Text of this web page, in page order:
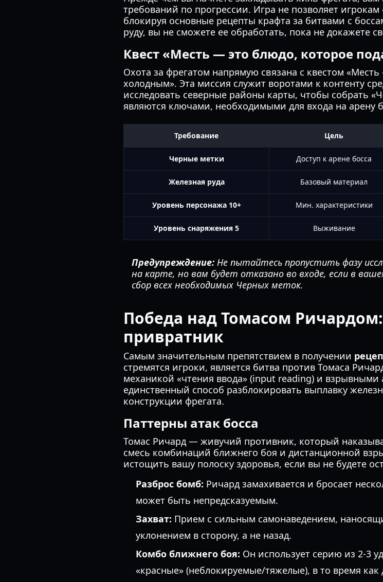
требований по прогрессии. Игра не позволяет
блокируя основные рецепты крафта за битвами с
руду, вы не сможете ее обработать, пока не докажете
Квест «Месть — это блюдо, которое
Охота за фрегатом напрямую связана с квестом
холодным». Эта миссия служит воротами к контенту
исследовать северные районы карты, чтобы собрать
являются ключами, необходимыми для входа на арену
Требование Цель
Черные метки Доступ к арене босса
Железная руда Базовый материал
Уровень персонажа 10+ Мин. характеристики
Уровень снаряжения 5 Выживание
Предупреждение: Не пытайтесь пропустить фазу
на карте, но вам будет отказано во входе, если в
сбор всех необходимых Черных меток.
Победа над Томасом
привратник
Самым значительным препятствием в получении
стремятся игроки, является битва против Томаса
механикой «чтения ввода» (input reading) и
единственный способ разблокировать выплавку
конструкции фрегата.
Паттерны атак босса
Томас Ричард — живучий противник, который
смесь комбинаций ближнего боя и дистанционной
истощить вашу полоску здоровья, если вы не будете
Разброс бомб: Ричард замахивается и бросает
может быть непредсказуемым.
Захват: Прием с сильным самонаведением,
уклонением в сторону, а не назад.
Комбо ближнего боя: Он использует серию из 2-3
«красные» (неблокируемые/тяжелые), в то время